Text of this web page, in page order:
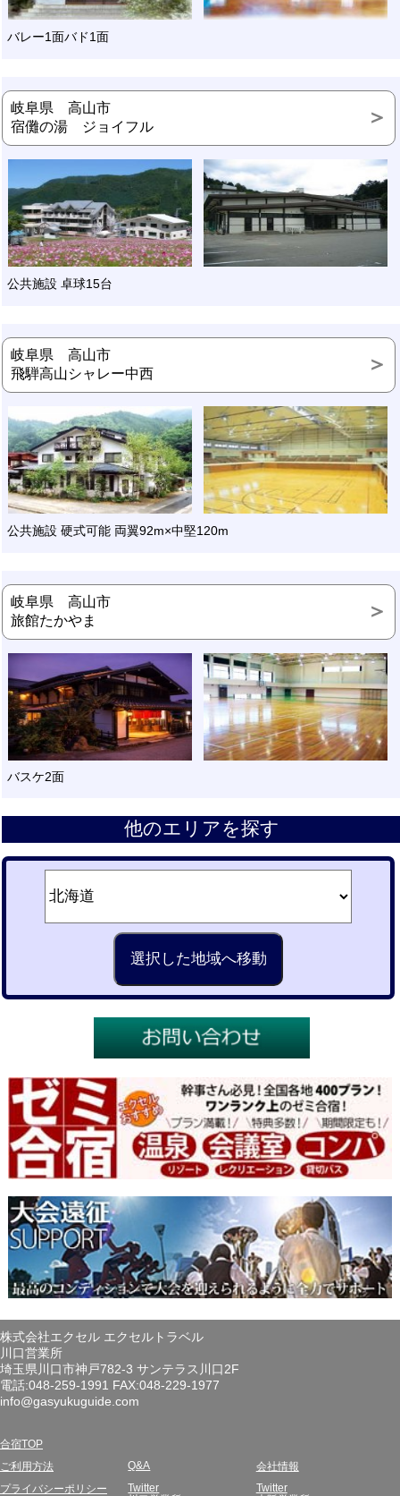
バレー1面バド1面
岐阜県 高山市
宿儺の湯 ジョイフル
公共施設 卓球15台
岐阜県 高山市
飛騨高山シャレー中西
公共施設 硬式可能 両翼92m×中堅120m
岐阜県 高山市
旅館たかやま
バスケ2面
他のエリアを探す
株式会社エクセル エクセルトラベル
川口営業所
埼玉県川口市神戸782-3 サンテラス川口2F
電話:048-259-1991 FAX:048-229-1977
info@gasyukuguide.com
合宿TOP
ご利用方法 Q&A 会社情報
プライバシーポリシー
Twitter
Twitter